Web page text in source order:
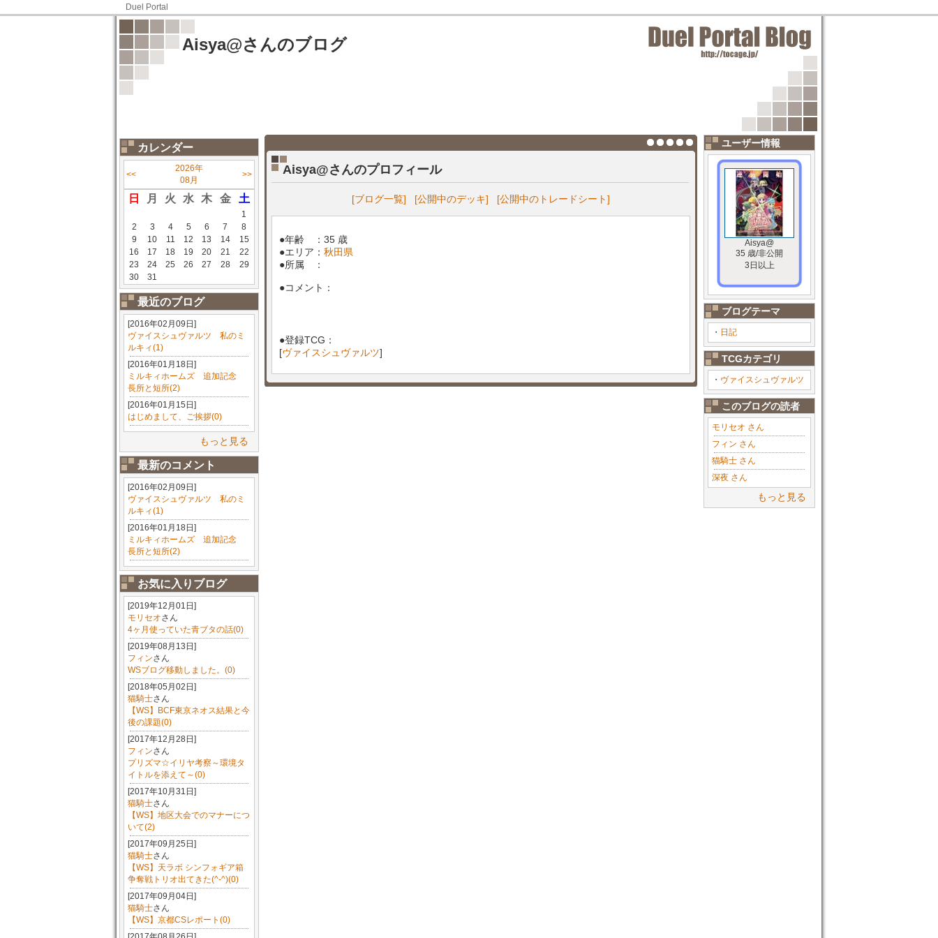
Duel Portal
Aisya@さんのブログ
カレンダー
<<
2026年
08月
>>
日 月 火 水 木 金 土
1
2
3 4 5 6 7
8
9
10 11 12 13 14
15
16
17 18 19 20 21
22
23
24 25 26 27 28
29
30
31
最近のブログ
[2016年02月09日]
ヴァイスシュヴァルツ 私のミ
ルキィ(1)
[2016年01月18日]
ミルキィホームズ 追加記念
長所と短所(2)
[2016年01月15日]
はじめまして、ご挨拶(0)
もっと見る
最新のコメント
[2016年02月09日]
ヴァイスシュヴァルツ 私のミ
ルキィ(1)
[2016年01月18日]
ミルキィホームズ 追加記念
長所と短所(2)
お気に入りブログ
[2019年12月01日]
モリセオさん
4ヶ月使っていた青ブタの話(0)
[2019年08月13日]
フィンさん
WSブログ移動しました。(0)
[2018年05月02日]
猫騎士さん
【WS】BCF東京ネオス結果と今
後の課題(0)
[2017年12月28日]
フィンさん
プリズマ☆イリヤ考察～環境タ
イトルを添えて～(0)
[2017年10月31日]
猫騎士さん
【WS】地区大会でのマナーにつ
いて(2)
[2017年09月25日]
猫騎士さん
【WS】天ラボ シンフォギア箱
争奪戦トリオ出てきた(^-^)(0)
[2017年09月04日]
猫騎士さん
【WS】京都CSレポート(0)
ユーザー情報
Aisya@
35 歳/非公開
3日以上
ブログテーマ
・ 日記
TCGカテゴリ
・ ヴァイスシュヴァルツ
このブログの読者
モリセオ さん
フィン さん
猫騎士 さん
深夜 さん
もっと見る
Aisya@さんのプロフィール
[ブログ一覧] [公開中のデッキ] [公開中のトレードシート]
●年齢 ：35 歳
●エリア： 秋田県
●所属 ：
●コメント：
●登録TCG：
[ヴァイスシュヴァルツ]